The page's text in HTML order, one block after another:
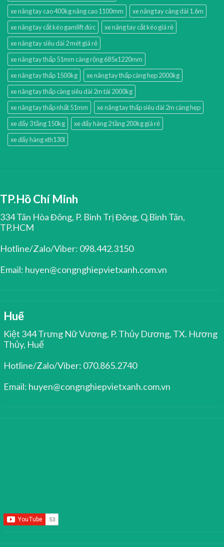
xe nâng tay cao 400kg nâng cao 1100mm
xe nâng tay càng dài 1.6m
xe nâng tay cắt kéo gamlift đức
xe nâng tay cắt kéo giá rẻ
xe nâng tay siêu dài 2 mét giá rẻ
xe nâng tay thấp 51mm càng rộng 685x1220mm
xe nâng tay thấp 1500kg
xe nâng tay thấp càng hẹp 2000kg
xe nâng tay thấp càng siêu dài 2m tải 2000kg
xe nâng tay thấp nhất 51mm
xe nâng tay thấp siêu dài 2m càng hẹp
xe đẩy 3 tầng 150kg
xe đẩy hàng 2 tầng 200kg giá rẻ
xe đẩy hàng xth130l
TP.Hồ Chí Minh
334 Tân Hòa Đông, P. Bình Trị Đông, Q.Bình Tân,
TP.HCM
Hotline/Zalo/Viber: 098.442.3150
Email: huyen@congnghiepvietxanh.com.vn
Huế
Kiệt 344 Trưng Nữ Vương, P. Thủy Dương, TX. Hương
Thủy, Huế
Hotline/Zalo/Viber: 070.865.2740
Email: huyen@congnghiepvietxanh.com.vn